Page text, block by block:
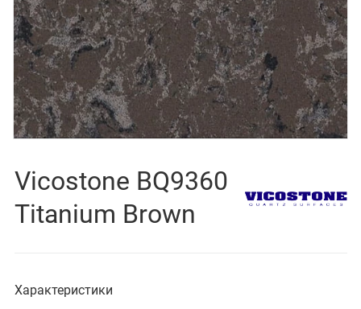
Vicostone BQ9360
Titanium Brown
Характеристики